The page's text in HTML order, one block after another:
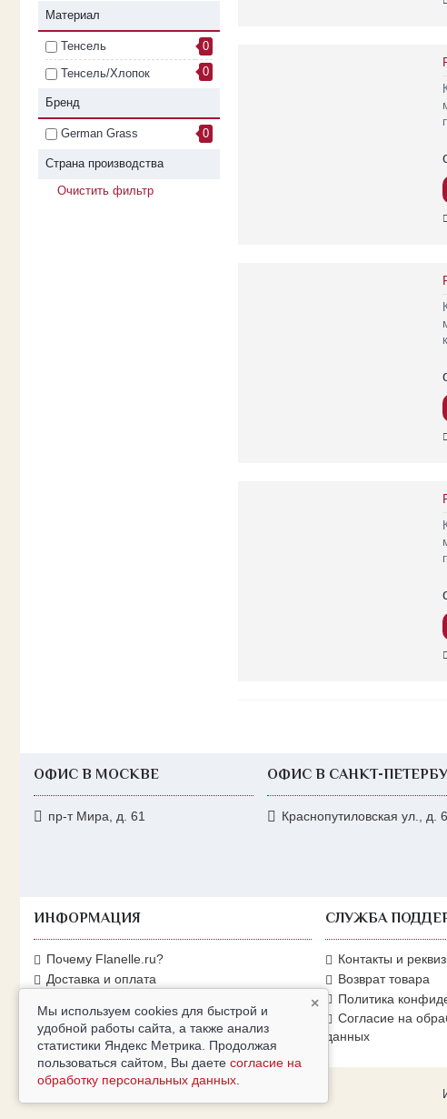
Материал
Тенсель
0
Тенсель/Хлопок
0
Бренд
German Grass 0
Страна производства
Очистить фильтр
ОФИС В МОСКВЕ
пр-т Мира, д. 61
ОФИС В САНКТ-
Краснопутиловская ул., д.
ИНФОРМАЦИЯ
Почему Flanelle.ru?
Доставка и оплата
Производители
Карта сайта
СЛУЖБА
Контакты и
Возврат товара
Политика
Согласие на
данных
×
Мы используем cookies для быстрой и
удобной работы сайта, а также анализ
статистики Яндекс Метрика. Продолжая
пользоваться сайтом, Вы даете согласие на
обработку персональных данных